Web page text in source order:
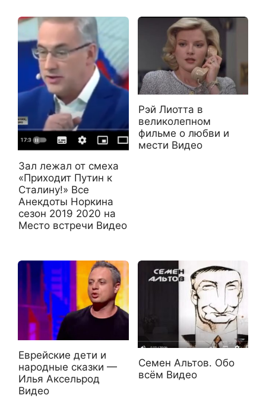
Зал лежал от смеха
«Приходит Путин к
Сталину!» Все
Анекдоты Норкина
сезон 2019 2020 на
Место встречи Видео
Рэй Лиотта в
великолепном
фильме о любви и
мести Видео
Еврейские дети и
народные сказки —
Илья Аксельрод
Видео
Семен Альтов. Обо
всём Видео